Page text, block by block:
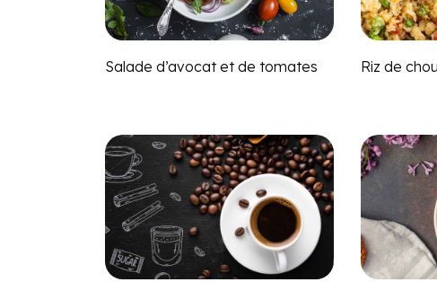
Salade d’avocat et de tomates Riz de